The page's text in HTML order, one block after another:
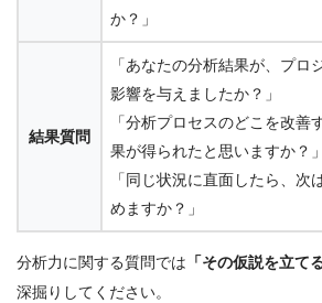
か？」
結果質問
「あなたの分析結果が、プロ
影響を与えましたか？」
「分析プロセスのどこを改善
果が得られたと思いますか？」
「同じ状況に直面したら、次
めますか？」
分析力に関する質問では 「その仮説を立て
深掘りしてください。